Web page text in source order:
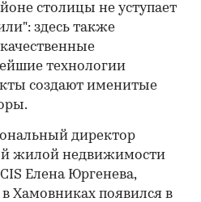
столицы не уступает
здесь также
технологии
создают именитые
директор
жилой недвижимости
Елена Юргенева,
Хамовниках появился в